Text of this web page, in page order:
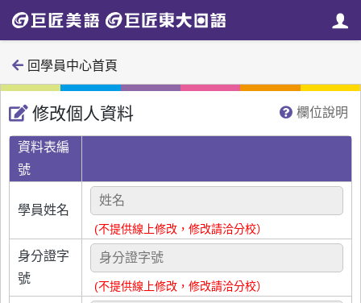
回學員中心首頁
修改個人資料 欄位說明
資料表編
號
學員姓名
(不提供線上修改，修改請洽分校）
身分證字
號
(不提供線上修改，修改請洽分校）